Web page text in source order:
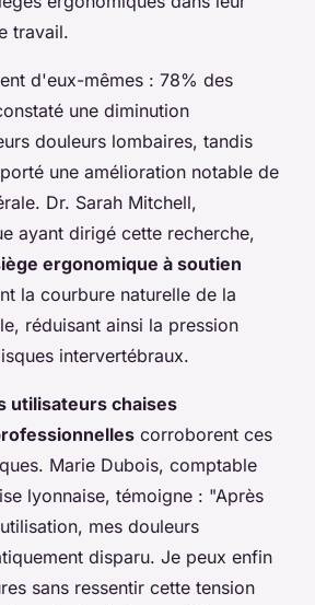
travail.
d'eux-mêmes : 78% des
une diminution
douleurs lombaires, tandis
une amélioration notable de
Dr. Sarah Mitchell,
ayant dirigé cette recherche,
ergonomique à soutien
la courbure naturelle de la
réduisant ainsi la pression
intervertébraux.
utilisateurs chaises
corroborent ces
Marie Dubois, comptable
lyonnaise, témoigne : "Après
mes douleurs
disparu. Je peux enfin
sans ressentir cette tension